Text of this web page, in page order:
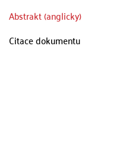
Abstrakt (anglicky)
Citace dokumentu